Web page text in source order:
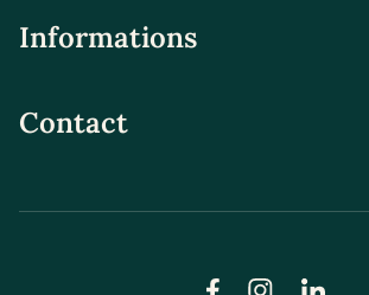
Informations
Contact